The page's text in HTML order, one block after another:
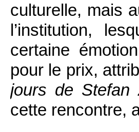
culturelle, mais
l’institution,
certaine
pour le prix,
jours de Stefan
cette rencontre,